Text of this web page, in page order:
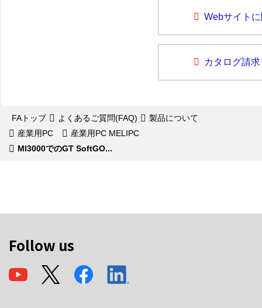
Webサイト
カタログ請求
FAトップ よくあるご質問(FAQ)
製品について
産業用PC
産業用PC MELIPC
MI3000でのGT SoftGO...
Follow us